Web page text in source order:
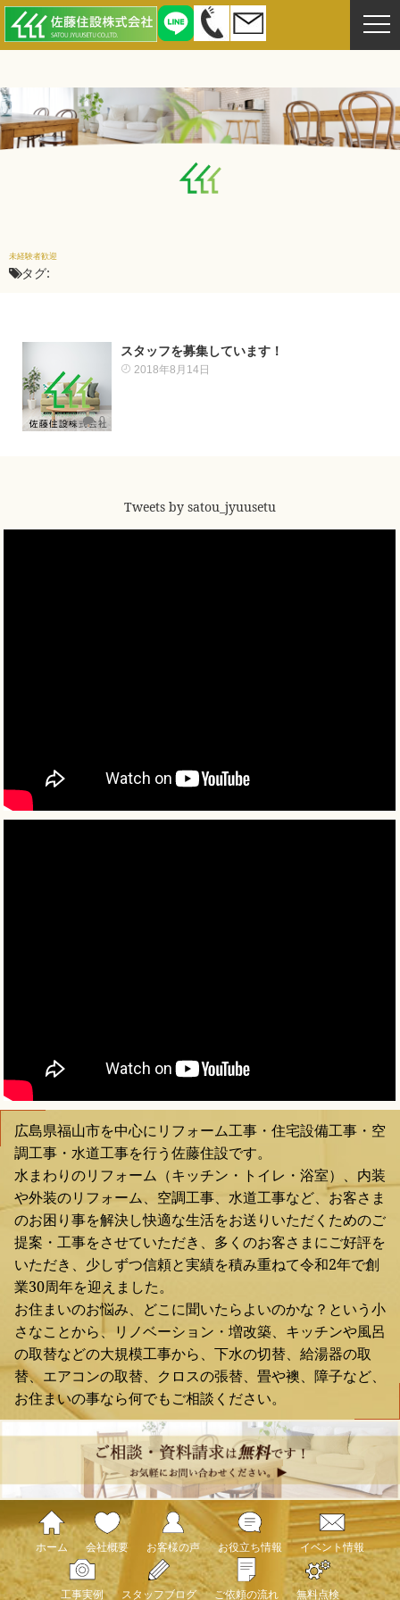
タグ:
未経験者歓迎
0
スタッフを募集しています！
2018年8月14日
Tweets by satou_jyuusetu
広島県福山市を中心にリフォーム工事・住宅設備工事・空
調工事・水道工事を行う佐藤住設です。
水まわりのリフォーム（キッチン・トイレ・浴室）、内装
や外装のリフォーム、空調工事、水道工事など、お客さま
のお困り事を解決し快適な生活をお送りいただくためのご
提案・工事をさせていただき、多くのお客さまにご好評を
いただき、少しずつ信頼と実績を積み重ねて令和2年で創
業30周年を迎えました。
お住まいのお悩み、どこに聞いたらよいのかな？という小
さなことから、リノベーション・増改築、キッチンや風呂
の取替などの大規模工事から、下水の切替、給湯器の取
替、エアコンの取替、クロスの張替、畳や襖、障子など、
お住まいの事なら何でもご相談ください。
ホーム 会社概要 お客様の声 お役立ち情報 イベント情報
工事実例 スタッフブログ ご依頼の流れ 無料点検